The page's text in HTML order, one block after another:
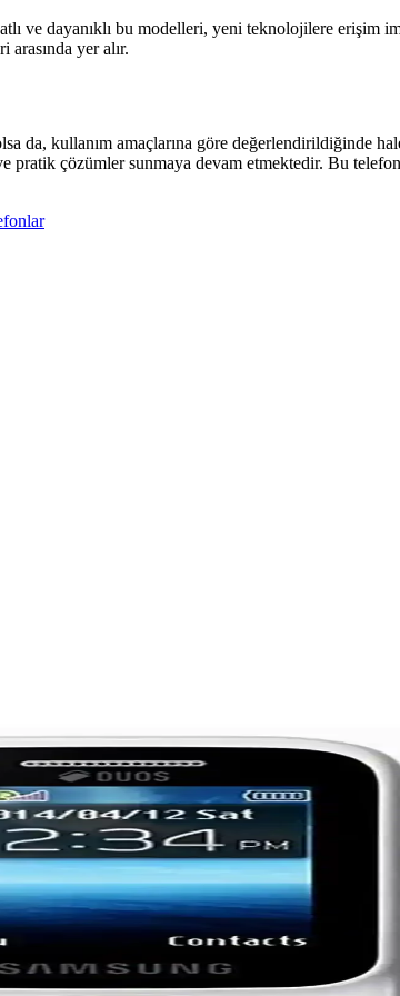
ve dayanıklı bu modelleri, yeni teknolojilere erişim
arasında yer alır.
da, kullanım amaçlarına göre değerlendirildiğinde
pratik çözümler sunmaya devam etmektedir. Bu
alternatifler sunar, ikinci el piyasası hareketlidir ve
Evrim
yerini akıllı telefonlara bırakmıştır. Bu
Seçenekleri
Güncel modeller yüksek yenileme hızı, hızlı şarj
Kamera Özellikleri